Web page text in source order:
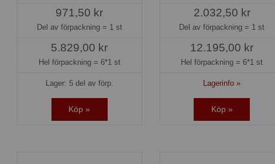
971,50 kr
Del av förpackning = 1 st
5.829,00 kr
Hel förpackning = 6*1 st
Lager: 5 del av förp.
Köp »
2.032,50 kr
Del av förpackning = 1 st
12.195,00 kr
Hel förpackning =6*1 st
Lagerinfo »
Köp »